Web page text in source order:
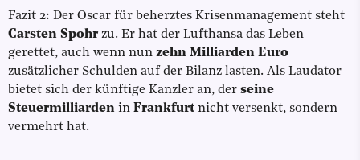
Fazit 2: Der Oscar für beherztes Krisenmanagement steht
Carsten Spohrzu. Er hat der Lufthansa das Leben
gerettet, auch wenn nun zehn Milliarden Euro
zusätzlicher Schulden auf der Bilanz lasten. Als Laudator
bietet sich der künftige Kanzler an, der seine
Steuermilliarden in Frankfurt nicht versenkt, sondern
vermehrt hat.